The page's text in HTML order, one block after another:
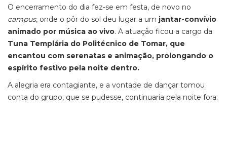
O encerramento do dia fez-se em festa, de novo no
campus, onde o pôr do sol deu lugar a um jantar-convívio
animado por música ao vivo. A atuação ficou a cargo da
Tuna Templária do Politécnico de Tomar, que
encantou com serenatas e animação, prolongando o
espírito festivo pela noite dentro.
A alegria era contagiante, e a vontade de dançar tomou
conta do grupo, que se pudesse, continuaria pela noite fora.